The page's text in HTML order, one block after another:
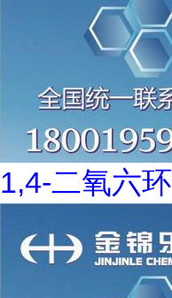
1,4-二氧六环